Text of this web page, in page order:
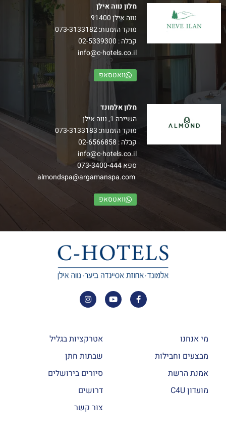
מלון נווה אילן
נווה אילן 91400
מוקד הזמנות:073-3133182
קבלה : 02-5339300
info@c-hotels.co.il
וואטסאפ
מלון אלמונד
השיירה 1, נווה אילן
מוקד הזמנות: 073-3133183
קבלה : 02-6566858
info@c-hotels.co.il
ספא073-3400-444
almondspa@argamanspa.com
וואטסאפ
מי אנחנו
מבצעים וחבילות
אמנת הרשת
מועדון C4U
אטרקציות בגליל
שבתות חתן
סיורים בירושלים
דרושים
צור קשר